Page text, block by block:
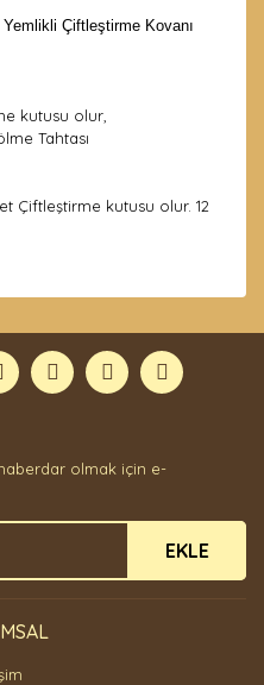
Çiftleştirme Kovanı
kutusu olur,
Tahtası
Çiftleştirme kutusu olur. 12
Yaz
iletebilirsiniz.
ederiz.
bulunuyor.
pahalı.
olmalı.
olmak için e-
EKLE